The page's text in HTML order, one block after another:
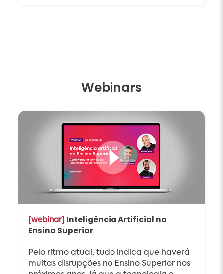
Webinars
[webinar] Inteligência Artificial no
Ensino Superior
Pelo ritmo atual, tudo indica que haverá
muitas disrupções no Ensino Superior nos